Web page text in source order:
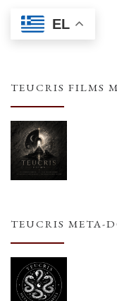
EL
TEUCRIS FILMS
TEUCRIS META-